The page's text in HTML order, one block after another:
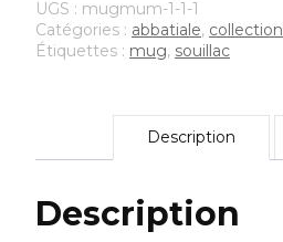
UGS : mugmum-1-1-1
Catégories : abbatiale, collection
Étiquettes : mug, souillac
Description
Description